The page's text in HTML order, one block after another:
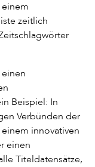
zeitlich
Beispiel: In
Verbünden der
innovativen
einen
Titeldatensätze,